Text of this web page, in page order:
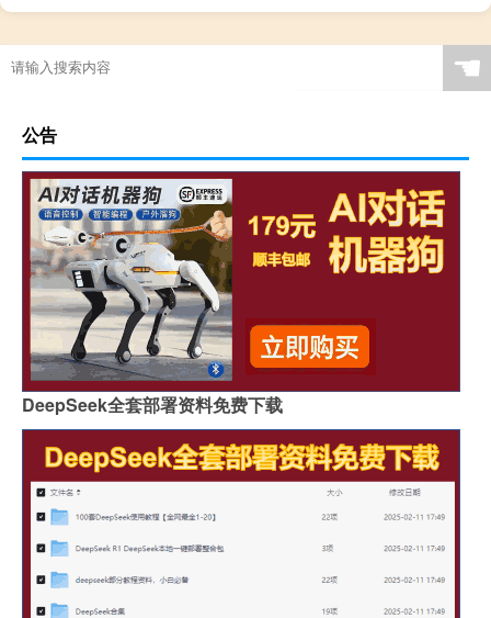
足球的术还能组什么词
原神中怎么下浪船
剑舞龙吟 攻略
2008北京奥运会奖牌值多少钱☚
公告
DeepSeek全套部署资料免费下载